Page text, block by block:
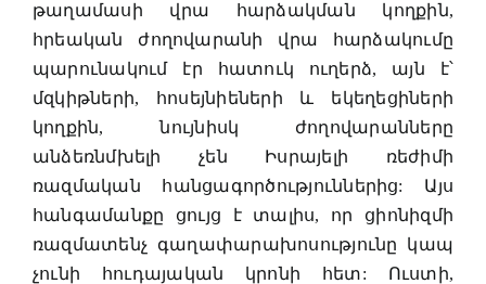
թաղամասի վրա հարձակման կողքին,
հրեական ժողովարանի վրա հարձակումը
պարունակում էր հատուկ ուղերձ, այն է՝
մզկիթների, հոսեյնիեների և եկեղեցիների
կողքին, նույնիսկ ժողովարանները
անձեռնմխելի չեն Իսրայելի ռեժիմի
ռազմական հանցագործություններից: Այս
հանգամանքը ցույց է տալիս, որ ցիոնիզմի
ռազմատենչ գաղափարախոսությունը կապ
չունի հուդայական կրոնի հետ: Ուստի,